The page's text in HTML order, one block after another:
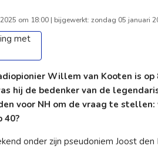
om 18:00 | bijgewerkt: zondag 05 januari
met
Willem van Kooten is
hij de bedenker van de
voor NH om de vraag te
40?
onder zijn pseudoniem Joost